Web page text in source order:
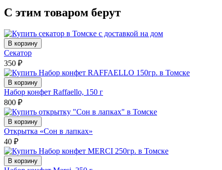
С этим товаром берут
В корзину
Секатор
350 ₽
В корзину
Набор конфет Raffaello, 150 г
800 ₽
В корзину
Открытка «Сон в лапках»
40 ₽
В корзину